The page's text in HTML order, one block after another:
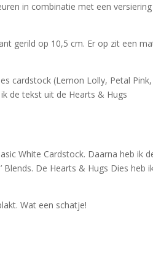
in combinatie met een
gerild op 10,5 cm. Er op zit een
cardstock (Lemon Lolly, Petal Pink,
de tekst uit de Hearts & Hugs
White Cardstock. Daarna heb ik
Blends. De Hearts & Hugs Dies heb
Wat een schatje!